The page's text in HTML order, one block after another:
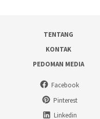
TENTANG
KONTAK
PEDOMAN MEDIA
Facebook
Pinterest
Linkedin